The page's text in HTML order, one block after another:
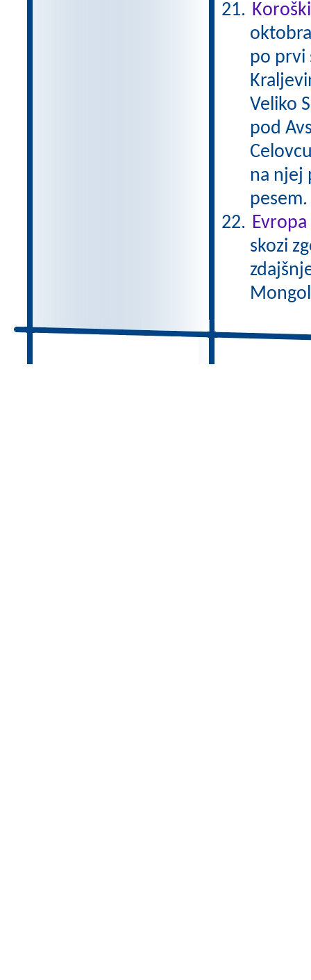
po prvi
Veliko
pod
na njej
pesem.
skozi